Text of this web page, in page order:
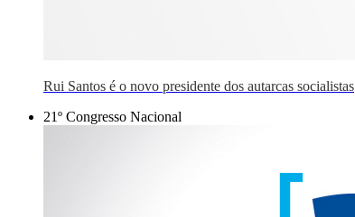
Rui Santos é o novo presidente dos autarcas socialistas
21º Congresso Nacional